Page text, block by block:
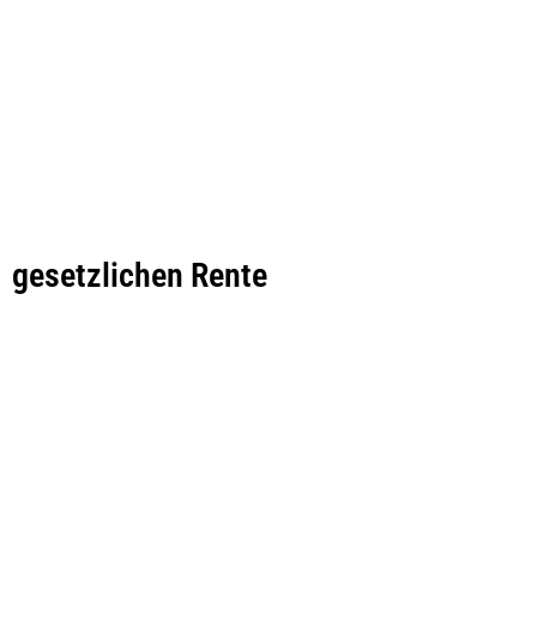
gesetzlichen Rente